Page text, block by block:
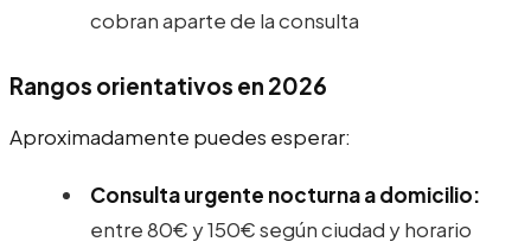
cobran aparte de la consulta
Rangos orientativos en 2026
Aproximadamente puedes esperar:
Consulta urgente nocturna a domicilio:
entre 80€ y 150€ según ciudad y horario